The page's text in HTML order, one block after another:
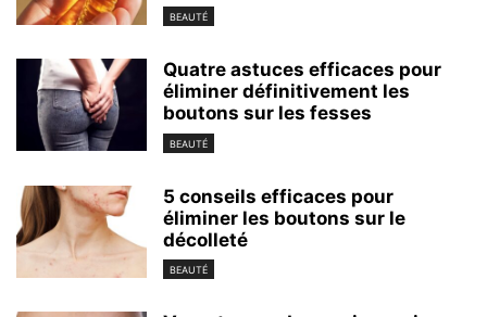
BEAUTÉ
Quatre astuces efficaces pour
éliminer définitivement les
boutons sur les fesses
BEAUTÉ
5 conseils efficaces pour
éliminer les boutons sur le
décolleté
BEAUTÉ